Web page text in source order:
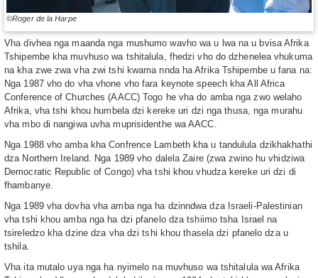
©Roger de la Harpe
Vha divhea nga maanda nga mushumo wavho wa u lwa na u bvisa Afrika
Tshipembe kha muvhuso wa tshitalula, fhedzi vho do dzhenelea vhukuma
na kha zwe zwa vha zwi tshi kwama nnda ha Afrika Tshipembe u fana na:
Nga 1987 vho do vha vhone vho fara keynote speech kha All Africa
Conference of Churches (AACC) Togo he vha do amba nga zwo welaho
Afrika, vha tshi khou humbela dzi kereke uri dzi nga thusa, nga murahu
vha mbo di nangiwa uvha muprisidenthe wa AACC.
Nga 1988 vho amba kha Confrence Lambeth kha u tandulula dzikhakhathi
dza Northern Ireland. Nga 1989 vho dalela Zaire (zwa zwino hu vhidziwa
Democratic Republic of Congo) vha tshi khou vhudza kereke uri dzi di
fhambanye.
Nga 1989 vha dovha vha amba nga ha dzinndwa dza Israeli-Palestinian
vha tshi khou amba nga ha dzi pfanelo dza tshiimo tsha Israel na
tsireledzo kha dzine dza vha dzi tshi khou thasela dzi pfanelo dza u
tshila.
Vha ita mutalo uya nga ha nyimelo na muvhuso wa tshitalula wa Afrika